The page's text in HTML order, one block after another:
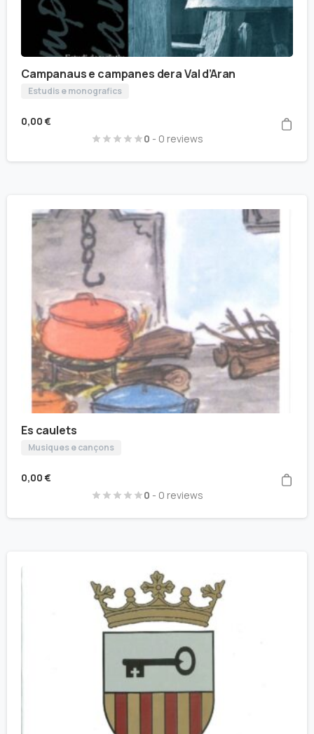
Campanaus e campanes dera Val d’Aran
Estudis e monografics
0,00 €
0 - 0 reviews
Es caulets
Musiques e cançons
0,00 €
0 - 0 reviews